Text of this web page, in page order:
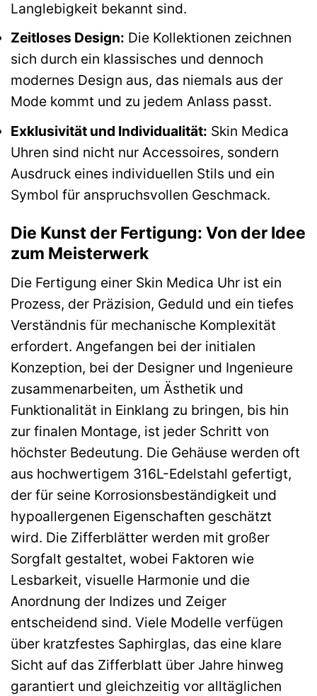
Langlebigkeit bekannt sind.
Zeitloses Design: Die Kollektionen zeichnen
sich durch ein klassisches und dennoch
modernes Design aus, das niemals aus der
Mode kommt und zu jedem Anlass passt.
Exklusivität und Individualität: Skin Medica
Uhren sind nicht nur Accessoires, sondern
Ausdruck eines individuellen Stils und ein
Symbol für anspruchsvollen Geschmack.
Die Kunst der Fertigung: Von der Idee
zum Meisterwerk
Die Fertigung einer Skin Medica Uhr ist ein
Prozess, der Präzision, Geduld und ein tiefes
Verständnis für mechanische Komplexität
erfordert. Angefangen bei der initialen
Konzeption, bei der Designer und Ingenieure
zusammenarbeiten, um Ästhetik und
Funktionalität in Einklang zu bringen, bis hin
zur finalen Montage, ist jeder Schritt von
höchster Bedeutung. Die Gehäuse werden oft
aus hochwertigem 316L-Edelstahl gefertigt,
der für seine Korrosionsbeständigkeit und
hypoallergenen Eigenschaften geschätzt
wird. Die Zifferblätter werden mit großer
Sorgfalt gestaltet, wobei Faktoren wie
Lesbarkeit, visuelle Harmonie und die
Anordnung der Indizes und Zeiger
entscheidend sind. Viele Modelle verfügen
über kratzfestes Saphirglas, das eine klare
Sicht auf das Zifferblatt über Jahre hinweg
garantiert und gleichzeitig vor alltäglichen